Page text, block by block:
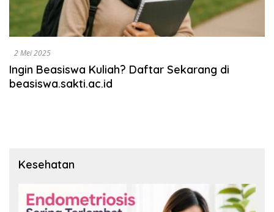
2 Mei 2025
Ingin Beasiswa Kuliah? Daftar Sekarang di
beasiswa.sakti.ac.id
Kesehatan